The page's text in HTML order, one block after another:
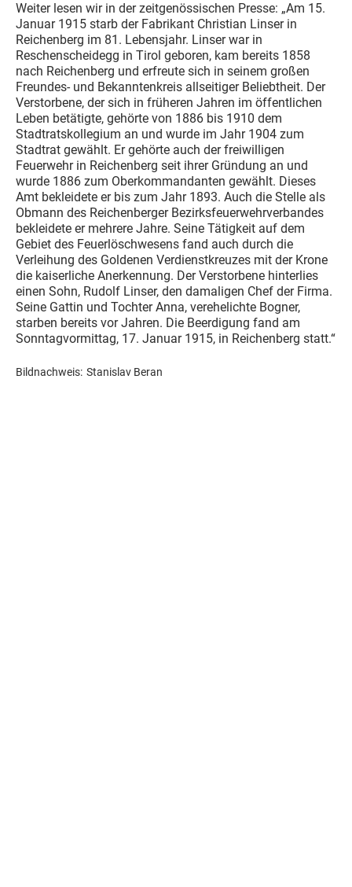
Weiter lesen wir in der zeitgenössischen Presse: „Am 15.
Januar 1915 starb der Fabrikant Christian Linser in
Reichenberg im 81. Lebensjahr. Linser war in
Reschenscheidegg in Tirol geboren, kam bereits 1858
nach Reichenberg und erfreute sich in seinem großen
Freundes- und Bekanntenkreis allseitiger Beliebtheit. Der
Verstorbene, der sich in früheren Jahren im öffentlichen
Leben betätigte, gehörte von 1886 bis 1910 dem
Stadtratskollegium an und wurde im Jahr 1904 zum
Stadtrat gewählt. Er gehörte auch der freiwilligen
Feuerwehr in Reichenberg seit ihrer Gründung an und
wurde 1886 zum Oberkommandanten gewählt. Dieses
Amt bekleidete er bis zum Jahr 1893. Auch die Stelle als
Obmann des Reichenberger Bezirksfeuerwehrverbandes
bekleidete er mehrere Jahre. Seine Tätigkeit auf dem
Gebiet des Feuerlöschwesens fand auch durch die
Verleihung des Goldenen Verdienstkreuzes mit der Krone
die kaiserliche Anerkennung. Der Verstorbene hinterlies
einen Sohn, Rudolf Linser, den damaligen Chef der Firma.
Seine Gattin und Tochter Anna, verehelichte Bogner,
starben bereits vor Jahren. Die Beerdigung fand am
Sonntagvormittag, 17. Januar 1915, in Reichenberg statt.“
Bildnachweis: Stanislav Beran